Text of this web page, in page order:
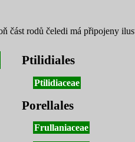
část rodů čeledi má připojeny
Ptilidiales
Ptilidiaceae
Porellales
Frullaniaceae